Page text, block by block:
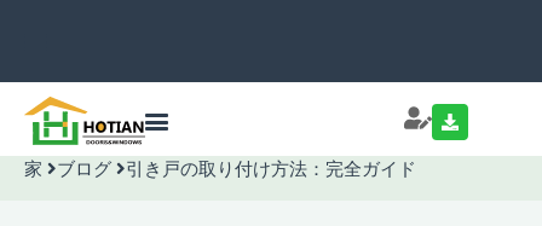
家 ブログ 引き戸の取り付け方法：完全ガイド